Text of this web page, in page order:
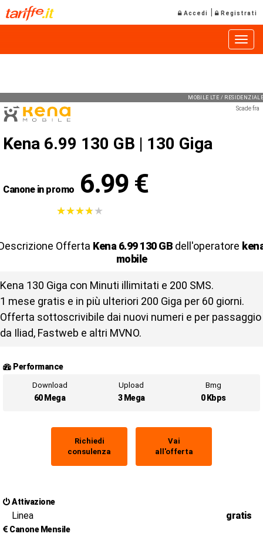
Accedi | Registrati
MOBILE LTE /
Scade fra
Kena 6.99 130 GB | 130 Giga
Canone in promo 6.99 €
★★★★★
★★★★★
Offerta Kena 6.99 130 GB dell'operatore
mobile
Kena 130 Giga con Minuti illimitati e 200 SMS.
1 mese gratis e in più ulteriori 200 Giga per 60 giorni.
Offerta sottoscrivibile dai nuovi numeri e per passaggio
da Iliad, Fastweb e altri MVNO.
Performance
Download
60 Mega
Upload
3 Mega
Bmg
0 Kbps
Richiedi
consulenza
Vai
all'offerta
Attivazione
Linea gratis
Canone Mensile